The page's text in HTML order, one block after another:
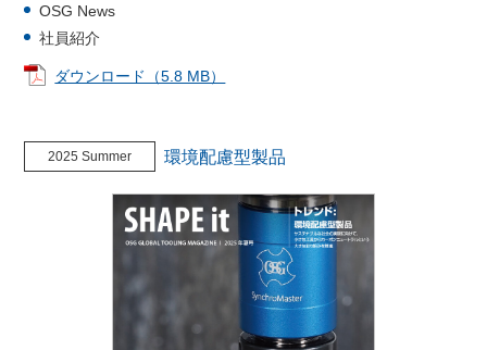
OSG News
社員紹介
ダウンロード（5.8 MB）
2025 Summer 環境配慮型製品